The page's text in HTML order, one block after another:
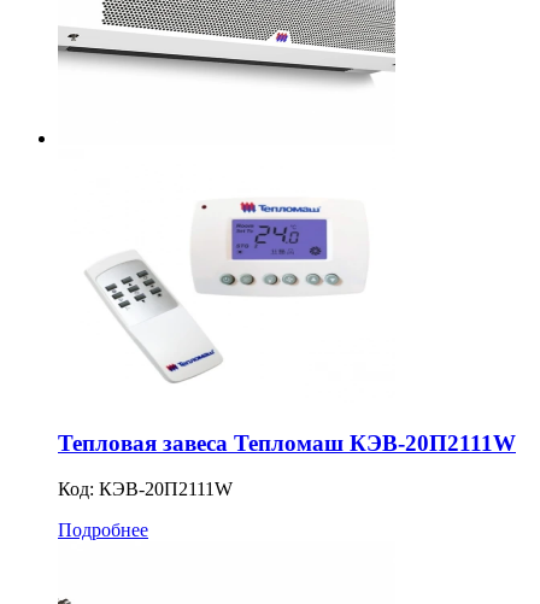
Тепловая завеса Тепломаш КЭВ-20П2111W
Код: КЭВ-20П2111W
Подробнее